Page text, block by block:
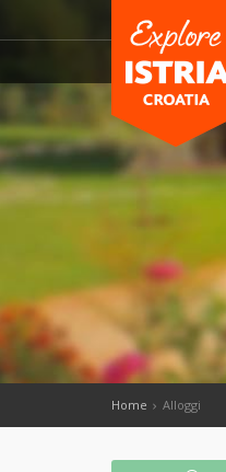
Home Alloggi